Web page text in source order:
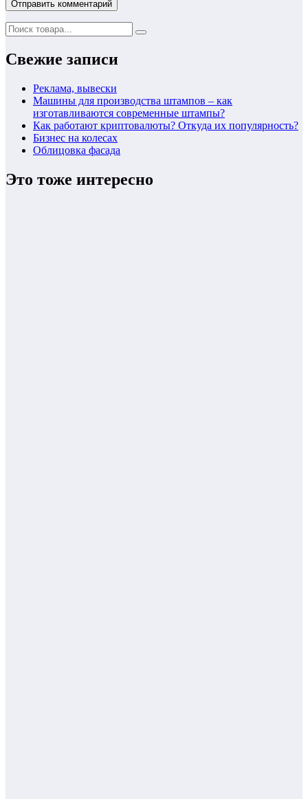
Свежие записи
Реклама, вывески
Машины для производства штампов – как
изготавливаются современные штампы?
Как работают криптовалюты? Откуда их популярность?
Бизнес на колесах
Облицовка фасада
Это тоже интересно